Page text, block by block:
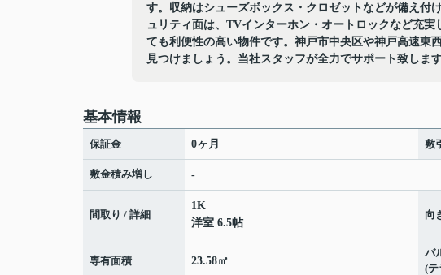
す。収納はシューズボックス・クロゼットなどが備え付
ュリティ面は、TVインターホン・オートロックなど充
ても利便性の高い物件です。神戸市中央区や神戸高速東
見つけましょう。当社スタッフが全力でサポート致します
基本情報
保証金 0ヶ月 敷
敷金積み増し -
間取り / 詳細
1K
洋室 6.5帖
向
専有面積 23.58㎡
バ
(テ